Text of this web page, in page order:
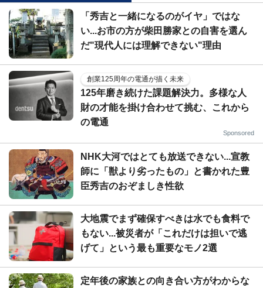
「秀吉と一緒になるのがイヤ」ではな
い...お市の方が柴田勝家との自害を選ん
だ"現代人には理解できない"理由
創業125周年の電通が描く未来
125年磨き続けた課題解決力。多様な人
財の才能を掛け合わせて挑む、これから
の電通
Sponsored
NHK大河ではとても放送できない...宣教
師に「獣より劣ったもの」と書かれた豊
臣秀吉のおぞましき性欲
大地震でまず確保すべきは水でも食料で
もない...被災者が「これだけは担いで逃
げて」という最も重要なモノ2選
定年後の家族との向き合い方がわからな